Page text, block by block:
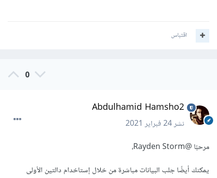
اقتباس
0
Abdulhamid Hamsho2
نشر24 فبراير 2021
مرحبًا@Rayden Storm
،
يمكنك أيضًا جلب البيانات مباشرة من خلال إستاخدام دالتين الأولى